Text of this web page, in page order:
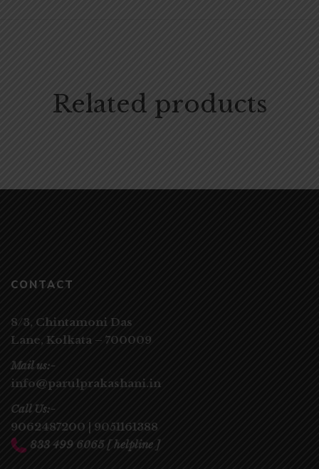
Related products
CONTACT
8/3, Chintamoni Das
Lane, Kolkata – 700009
Mail us:-
info@parulprakashani.in
Call Us:-
9062487200 | 9051161388
833 499 6065 [ helpline ]